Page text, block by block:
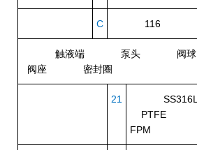
C 116
触液端 泵头 阀球
阀座
密封圈
21
PTFE
FPM